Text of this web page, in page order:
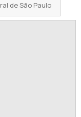
de São Paulo